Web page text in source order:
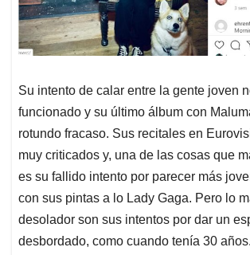
Su intento de calar entre la gente joven
funcionado y su último álbum con
rotundo fracaso. Sus recitales en
muy criticados y, una de las cosas que
es su fallido intento por parecer más
con sus pintas a lo Lady Gaga. Pero lo
desolador son sus intentos por dar un
desbordado, como cuando tenía 30